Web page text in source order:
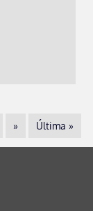
» Última »